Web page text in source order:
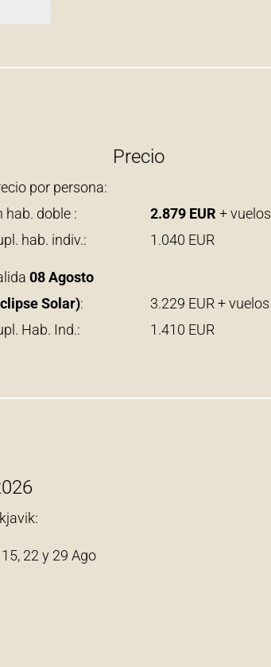
Precio
por persona:
hab. doble : 2.879 EUR + vuelos
hab. indiv.: 1.040 EUR
08 Agosto
Solar): 3.229 EUR + vuelos
Hab. Ind.: 1.410 EUR
22 y 29 Ago